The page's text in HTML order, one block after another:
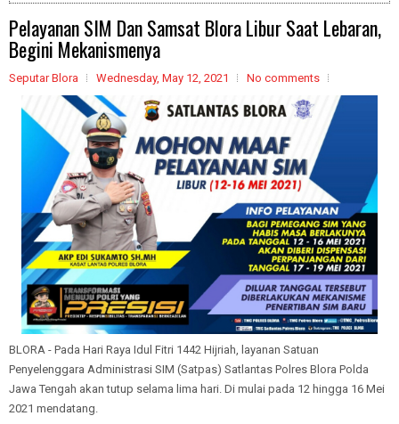
Pelayanan SIM Dan Samsat Blora Libur Saat Lebaran,
Begini Mekanismenya
Seputar Blora Wednesday, May 12, 2021 No comments
BLORA - Pada Hari Raya Idul Fitri 1442 Hijriah, layanan Satuan
Penyelenggara Administrasi SIM (Satpas) Satlantas Polres Blora Polda
Jawa Tengah akan tutup selama lima hari. Di mulai pada 12 hingga 16 Mei
2021 mendatang.